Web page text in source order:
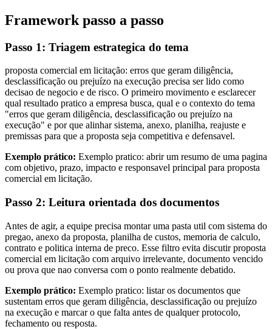
Framework passo a passo
Passo 1: Triagem estrategica do tema
proposta comercial em licitação: erros que geram diligência,
desclassificação ou prejuízo na execução precisa ser lido como
decisao de negocio e de risco. O primeiro movimento e esclarecer
qual resultado pratico a empresa busca, qual e o contexto do tema
"erros que geram diligência, desclassificação ou prejuízo na
execução" e por que alinhar sistema, anexo, planilha, reajuste e
premissas para que a proposta seja competitiva e defensavel.
Exemplo prático: Exemplo pratico: abrir um resumo de uma pagina
com objetivo, prazo, impacto e responsavel principal para proposta
comercial em licitação.
Passo 2: Leitura orientada dos documentos
Antes de agir, a equipe precisa montar uma pasta util com sistema do
pregao, anexo da proposta, planilha de custos, memoria de calculo,
contrato e politica interna de preco. Esse filtro evita discutir proposta
comercial em licitação com arquivo irrelevante, documento vencido
ou prova que nao conversa com o ponto realmente debatido.
Exemplo prático: Exemplo pratico: listar os documentos que
sustentam erros que geram diligência, desclassificação ou prejuízo
na execução e marcar o que falta antes de qualquer protocolo,
fechamento ou resposta.